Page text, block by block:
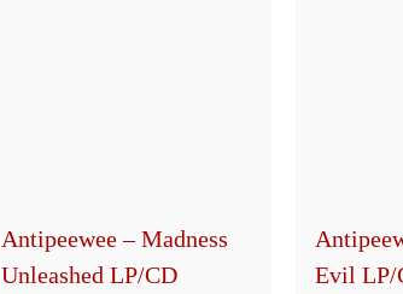
Antipeewee – Madness
Unleashed LP/CD
Evil LP/